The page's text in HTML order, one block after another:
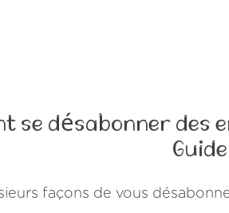
se désabonner des
façons de vous